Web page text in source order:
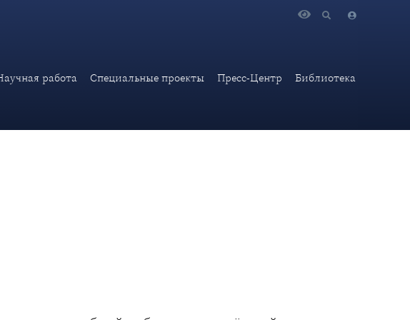
работа Специальные проекты Пресс-Центр Библиотека
II степени